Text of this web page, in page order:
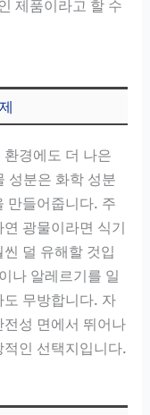
제품이라고 할 수
경에도 더 나은
성분은 화학 성분
만들어줍니다. 주
광물이라면 식기
덜 유해할 것입
나 알레르기를 일
무방합니다. 자
성 면에서 뛰어나
인 선택지입니다.